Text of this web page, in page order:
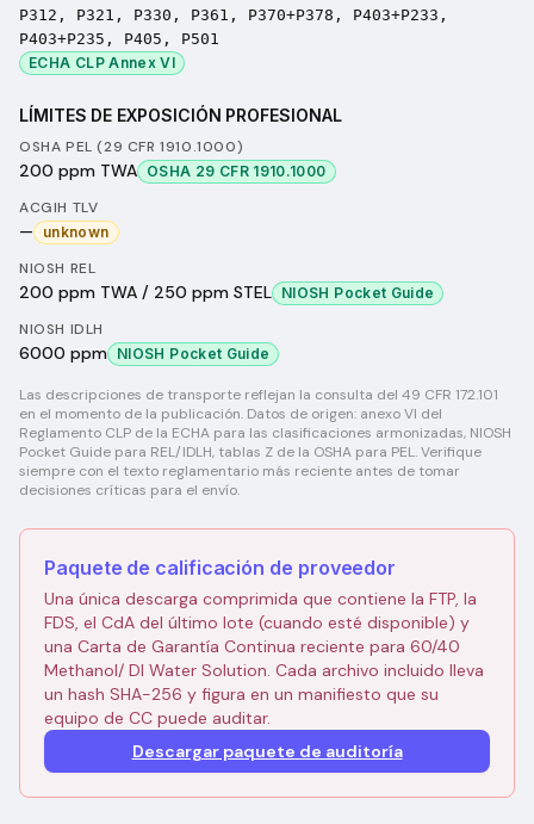
P312, P321, P330, P361, P370+P378, P403+P233,
P403+P235, P405, P501
ECHA CLP Annex VI
LÍMITES DE EXPOSICIÓN PROFESIONAL
OSHA PEL (29 CFR 1910.1000)
200 ppm TWA OSHA 29 CFR 1910.1000
ACGIH TLV
— unknown
NIOSH REL
200 ppm TWA / 250 ppm STEL NIOSH Pocket Guide
NIOSH IDLH
6000 ppm NIOSH Pocket Guide
Las descripciones de transporte reflejan la consulta del 49 CFR 172.101
en el momento de la publicación. Datos de origen: anexo VI del
Reglamento CLP de la ECHA para las clasificaciones armonizadas, NIOSH
Pocket Guide para REL/IDLH, tablas Z de la OSHA para PEL. Verifique
siempre con el texto reglamentario más reciente antes de tomar
decisiones críticas para el envío.
Paquete de calificación de proveedor
Una única descarga comprimida que contiene la FTP, la
FDS, el CdA del último lote (cuando esté disponible) y
una Carta de Garantía Continua reciente para 60/40
Methanol/ DI Water Solution. Cada archivo incluido lleva
un hash SHA-256 y figura en un manifiesto que su
equipo de CC puede auditar.
Descargar paquete de auditoría